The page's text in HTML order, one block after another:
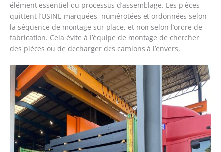
élément essentiel du processus d’assemblage. Les pièces
quittent l’USINE marquées, numérotées et ordonnées selon
la séquence de montage sur place, et non selon l’ordre de
fabrication. Cela évite à l’équipe de montage de chercher
des pièces ou de décharger des camions à l’envers.